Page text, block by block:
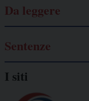
Da leggere
Sentenze
I siti